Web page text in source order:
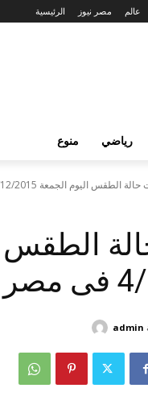
الرئيسية مصر نيوز عالم
رياضي منوع
اليوم الجمعة 4/12/2015 فى مصر وعدد من الدول العربية
الطقس
admin